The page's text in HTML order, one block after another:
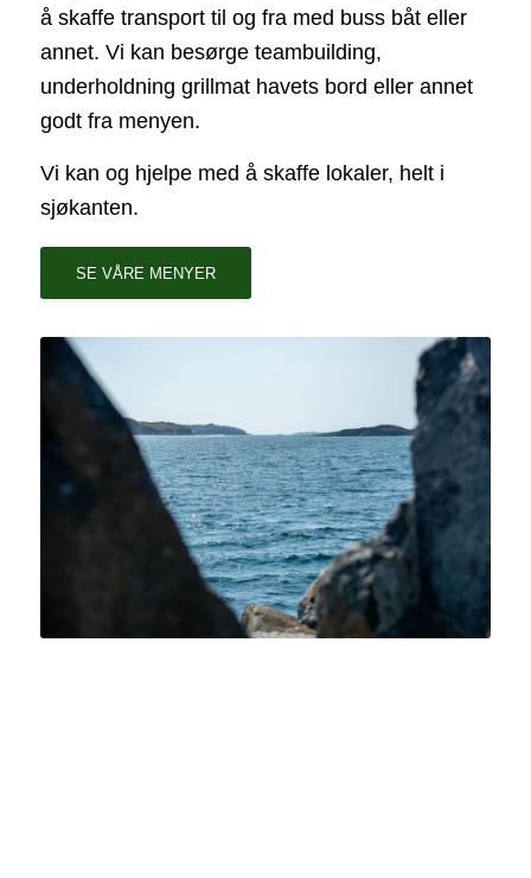
å skaffe transport til og fra med buss båt eller
annet. Vi kan besørge teambuilding,
underholdning grillmat havets bord eller annet
godt fra menyen.
Vi kan og hjelpe med å skaffe lokaler, helt i
sjøkanten.
SE VÅRE MENYER